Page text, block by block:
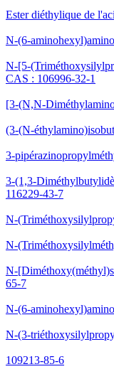
Ester diéthylique de
N-(6-
N-[5-
CAS : 106996-32-1
[3-(N,N-
(3-(N-
3-
3-(1,3-
116229-43-7
N-
N-
N-
65-7
N-(6-
N-(3-
109213-85-6